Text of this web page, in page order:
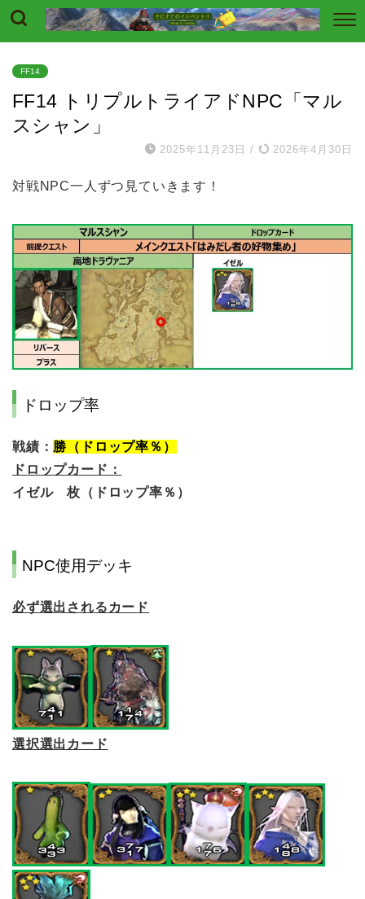
FF14
FF14 トリプルトライアドNPC「マル
スシャン」
2025年11月23日 / 2026年4月30日
対戦NPC一人ずつ見ていきます！
ドロップ率
戦績： 勝（ドロップ率％）
ドロップカード：
イゼル 枚（ドロップ率％）
NPC使用デッキ
必ず選出されるカード
選択選出カード